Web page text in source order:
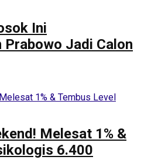
Ini
Prabowo Jadi Calon
Melesat 1% &
6.400